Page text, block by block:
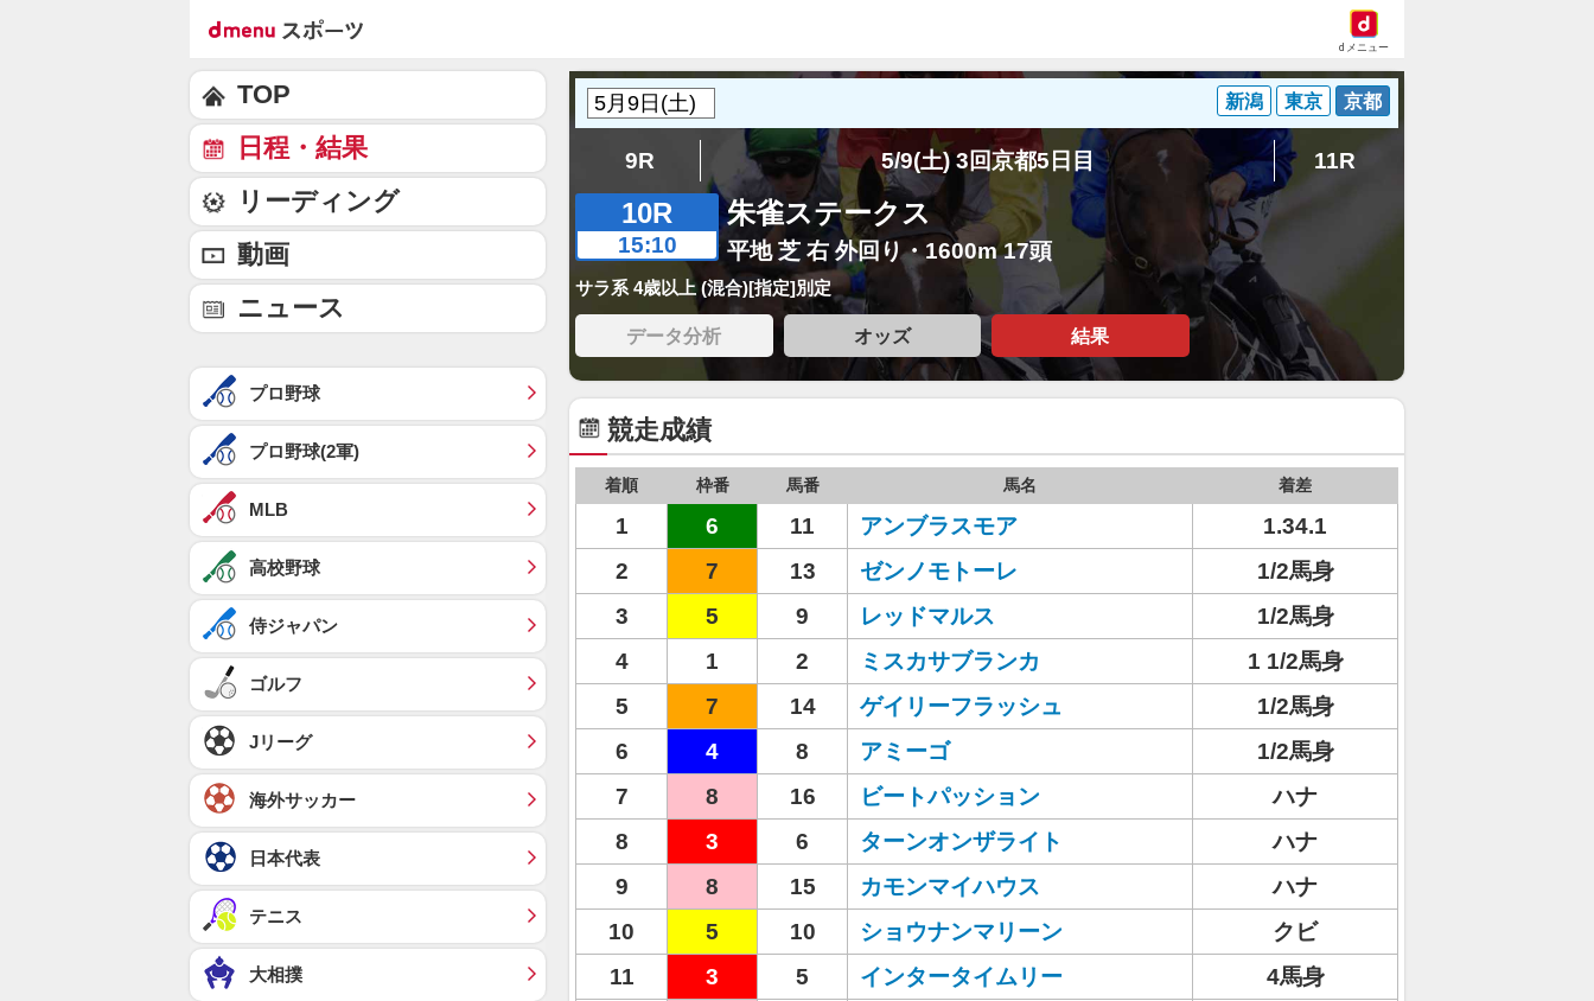
dメニュー
新潟 東京 京都
9R 5/9(土) 3回京都5日目 11R
10R
15:10
朱雀ステークス
平地 芝 右 外回り・1600m 17頭
サラ系 4歳以上 (混合)[指定]別定
データ分析 オッズ 結果
競走成績
着順 枠番 馬番 馬名 着差
1 6 11 アンブラスモア
1.34.1
2
7 13 ゼンノモトーレ
1/2馬身
3
5 9 レッドマルス
1/2馬身
4
1 2 ミスカサブランカ
1 1/2馬身
5
7 14 ゲイリーフラッシュ
1/2馬身
6
4 8 アミーゴ
1/2馬身
7
8 16 ビートパッション
ハナ
8
3 6 ターンオンザライト
ハナ
9
8 15 カモンマイハウス
ハナ
10
5 10 ショウナンマリーン
クビ
11
3 5 インタータイムリー
4馬身
TOP
日程・結果
リーディング
動画
ニュース
プロ野球
プロ野球(2軍)
MLB
高校野球
侍ジャパン
ゴルフ
Jリーグ
海外サッカー
日本代表
テニス
大相撲